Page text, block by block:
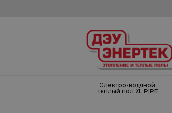
Электро-водяной
теплый пол XL PIPE